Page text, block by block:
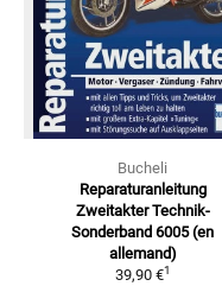
Bucheli
Reparaturanleitung
Zweitakter Technik-
Sonderband 6005 (en
allemand)
39,90 €1